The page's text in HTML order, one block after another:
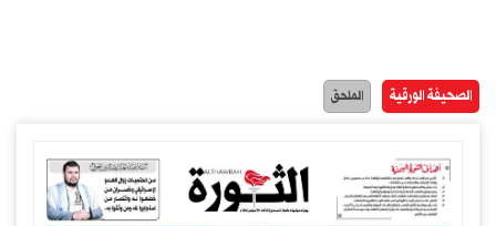
الصحيفة الورقية الملحق